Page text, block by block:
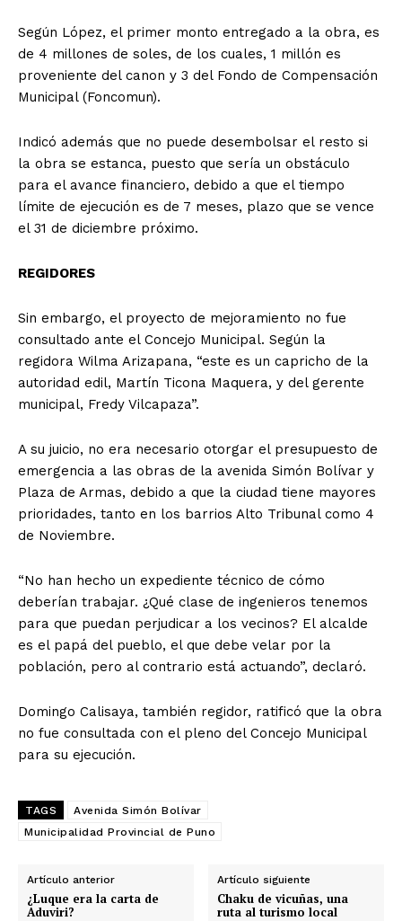
Según López, el primer monto entregado a la obra, es
de 4 millones de soles, de los cuales, 1 millón es
proveniente del canon y 3 del Fondo de Compensación
Municipal (Foncomun).
Indicó además que no puede desembolsar el resto si
la obra se estanca, puesto que sería un obstáculo
para el avance financiero, debido a que el tiempo
límite de ejecución es de 7 meses, plazo que se vence
el 31 de diciembre próximo.
REGIDORES
Sin embargo, el proyecto de mejoramiento no fue
consultado ante el Concejo Municipal. Según la
regidora Wilma Arizapana, “este es un capricho de la
autoridad edil, Martín Ticona Maquera, y del gerente
municipal, Fredy Vilcapaza”.
A su juicio, no era necesario otorgar el presupuesto de
emergencia a las obras de la avenida Simón Bolívar y
Plaza de Armas, debido a que la ciudad tiene mayores
prioridades, tanto en los barrios Alto Tribunal como 4
de Noviembre.
“No han hecho un expediente técnico de cómo
deberían trabajar. ¿Qué clase de ingenieros tenemos
para que puedan perjudicar a los vecinos? El alcalde
es el papá del pueblo, el que debe velar por la
población, pero al contrario está actuando”, declaró.
Domingo Calisaya, también regidor, ratificó que la obra
no fue consultada con el pleno del Concejo Municipal
para su ejecución.
TAGS
Avenida Simón Bolívar
Municipalidad Provincial de Puno
Artículo anterior
¿Luque era la carta de
Aduviri?
Artículo siguiente
Chaku de vicuñas, una
ruta al turismo local